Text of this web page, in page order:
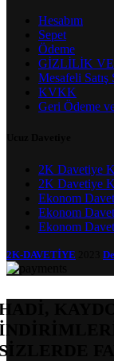
Hesabım
Sepet
Ödeme
GİZLİLİK
Mesafeli Satış
KVKK
Geri Ödeme
2K Davetiye
2K Davetiye
Ekonom
Ekonom
Ekonom
2K-DAVETİYE